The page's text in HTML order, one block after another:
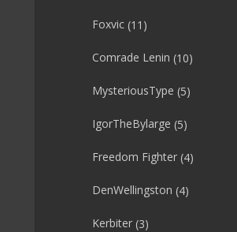
Foxvic (11)
Comrade Lenin (10)
MysteriousType (5)
IgorTheBylarge (5)
Freedom Fighter (4)
DenWellingston (4)
Kerbiter (3)